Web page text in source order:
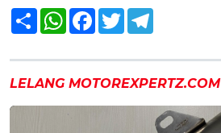
Share WhatsAppFacebook
Twitter
LELANG MOTOREXPERTZ.COM